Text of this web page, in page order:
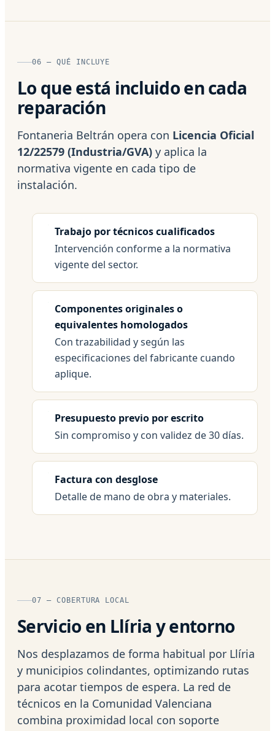
06 — QUÉ INCLUYE
Lo que está incluido en cada
reparación
Fontaneria Beltrán opera con Licencia Oficial
12/22579 (Industria/GVA) y aplica la
normativa vigente en cada tipo de
instalación.
Trabajo por técnicos cualificados
Intervención conforme a la normativa
vigente del sector.
Componentes originales o
equivalentes homologados
Con trazabilidad y según las
especificaciones del fabricante cuando
aplique.
Presupuesto previo por escrito
Sin compromiso y con validez de 30 días.
Factura con desglose
Detalle de mano de obra y materiales.
07 — COBERTURA LOCAL
Servicio en Llíria y entorno
Nos desplazamos de forma habitual por Llíria
y municipios colindantes, optimizando rutas
para acotar tiempos de espera. La red de
técnicos en la Comunidad Valenciana
combina proximidad local con soporte